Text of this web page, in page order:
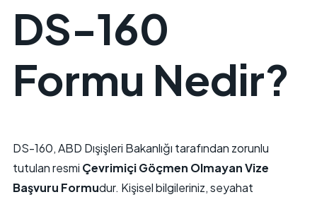
DS-160
Formu Nedir?
DS-160, ABD Dışişleri Bakanlığı tarafından zorunlu
tutulan resmi Çevrimiçi Göçmen Olmayan Vize
Başvuru Formudur. Kişisel bilgileriniz, seyahat